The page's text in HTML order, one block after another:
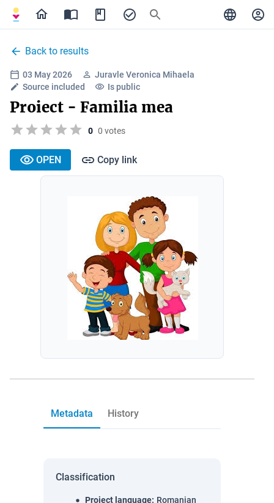
Back to results
03 May 2026
Juravle Veronica Mihaela
Source included
Is public
Proiect - Familia mea
0 0 votes
OPEN Copy link
Metadata History
Classification
Project language: Romanian